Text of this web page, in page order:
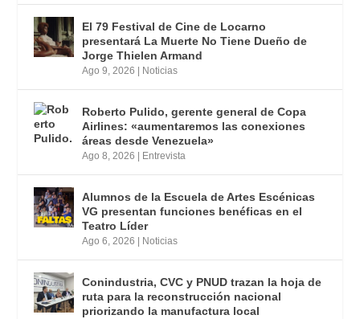
El 79 Festival de Cine de Locarno
presentará La Muerte No Tiene Dueño de
Jorge Thielen Armand
Ago 9, 2026 | Noticias
Roberto Pulido, gerente general de Copa
Airlines: «aumentaremos las conexiones
áreas desde Venezuela»
Ago 8, 2026 | Entrevista
Alumnos de la Escuela de Artes Escénicas
VG presentan funciones benéficas en el
Teatro Líder
Ago 6, 2026 | Noticias
Conindustria, CVC y PNUD trazan la hoja de
ruta para la reconstrucción nacional
priorizando la manufactura local